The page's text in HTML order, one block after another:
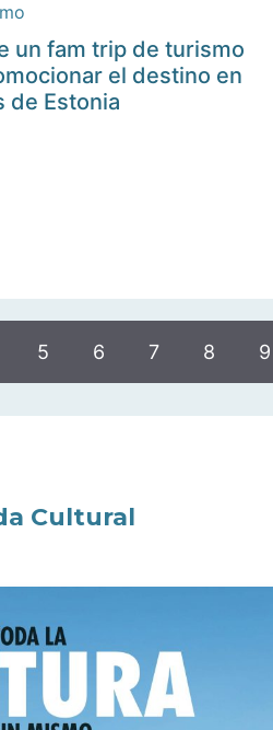
un fam trip de turismo
el destino en
de Estonia
5 6 7 8 9
Cultural